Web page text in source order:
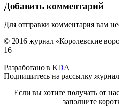
Добавить комментарий
Для отправки комментария вам
© 2016 журнал «Королевские
16+
Разработано в KDA
Подпишитесь на рассылку
Если вы хотите получать от
заполните